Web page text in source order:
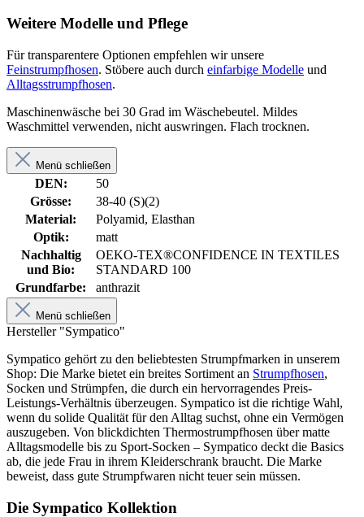
Weitere Modelle und Pflege
Für transparentere Optionen empfehlen wir unsere
Feinstrumpfhosen. Stöbere auch durch einfarbige Modelle und
Alltagsstrumpfhosen.
Maschinenwäsche bei 30 Grad im Wäschebeutel. Mildes
Waschmittel verwenden, nicht auswringen. Flach trocknen.
Menü schließen
DEN:
50
Grösse:
38-40 (S)(2)
Material:
Polyamid, Elasthan
Optik:
matt
Nachhaltig
und Bio:
OEKO-TEX®CONFIDENCE IN TEXTILES
STANDARD 100
Grundfarbe:
anthrazit
Menü schließen
Hersteller "Sympatico"
Sympatico gehört zu den beliebtesten Strumpfmarken in unserem
Shop: Die Marke bietet ein breites Sortiment an Strumpfhosen,
Socken und Strümpfen, die durch ein hervorragendes Preis-
Leistungs-Verhältnis überzeugen. Sympatico ist die richtige Wahl,
wenn du solide Qualität für den Alltag suchst, ohne ein Vermögen
auszugeben. Von blickdichten Thermostrumpfhosen über matte
Alltagsmodelle bis zu Sport-Socken – Sympatico deckt die Basics
ab, die jede Frau in ihrem Kleiderschrank braucht. Die Marke
beweist, dass gute Strumpfwaren nicht teuer sein müssen.
Die Sympatico Kollektion